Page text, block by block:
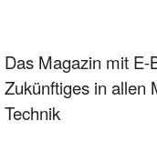
Das Magazin mit E-
Zukünftiges in allen
Technik